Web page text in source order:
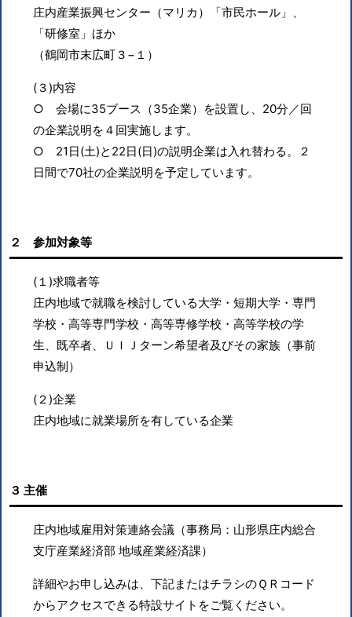
庄内産業振興センター（マリカ）「市民ホール」、
「研修室」ほか
（鶴岡市末広町３−１）
(３)内容
○ 会場に35ブース（35企業）を設置し、20分／回
の企業説明を４回実施します。
○ 21日(土)と22日(日)の説明企業は入れ替わる。２
日間で70社の企業説明を予定しています。
２ 参加対象等
(１)求職者等
庄内地域で就職を検討している大学・短期大学・専門
学校・高等専門学校・高等専修学校・高等学校の学
生、既卒者、ＵＩＪターン希望者及びその家族（事前
申込制）
(２)企業
庄内地域に就業場所を有している企業
３ 主催
庄内地域雇用対策連絡会議（事務局：山形県庄内総合
支庁産業経済部 地域産業経済課）
詳細やお申し込みは、下記またはチラシのＱＲコード
からアクセスできる特設サイトをご覧ください。